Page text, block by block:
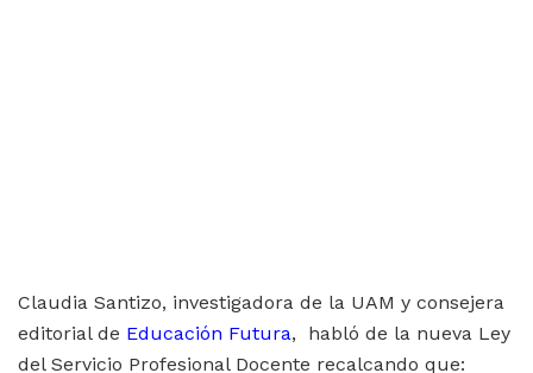
Claudia Santizo, investigadora de la UAM y consejera
editorial de Educación Futura, habló de la nueva Ley
del Servicio Profesional Docente recalcando que: